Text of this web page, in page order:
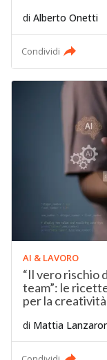
di Alberto Onetti
Condividi
AI & LAVORO
“Il vero rischio
team”: le
per la
di Mattia